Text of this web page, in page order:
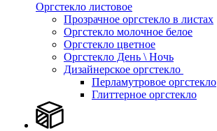
Оргстекло листовое
Прозрачное оргстекло в листах
Оргстекло молочное белое
Оргстекло цветное
Оргстекло День \ Ночь
Дизайнерское оргстекло
Перламутровое оргстекло
Глиттерное оргстекло